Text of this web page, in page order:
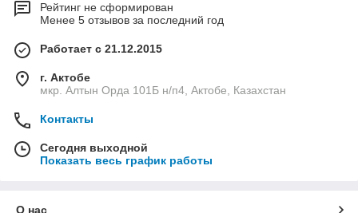
Рейтинг не сформирован
Менее 5 отзывов за последний год
Работает с 21.12.2015
г. Актобе
мкр. Алтын Орда 101Б н/п4, Актобе, Казахстан
Контакты
Сегодня выходной
Показать весь график работы
О нас